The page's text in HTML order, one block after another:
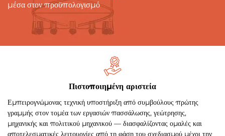
μέσα στον προϋπολογισμό
Πιστοποιημένη αριστεία
Εμπειρογνώμονας τεχνική υποστήριξη από συμβούλους πρώτης
γραμμής στον τομέα των εργασιών πασσάλωσης, γεώτρησης,
μηχανικής και πολιτικού μηχανικού — διασφαλίζοντας ομαλές και
αποτελεσματικές λειτουργίες από τη φάση του σχεδιασμού μέχρι την